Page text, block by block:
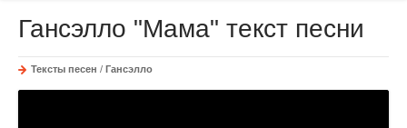
Гансэлло "Мама" текст песни
Тексты песен / Гансэлло